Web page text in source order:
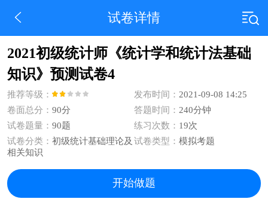
试卷详情
2021初级统计师《统计学和统计法基础
知识》预测试卷4
推荐等级： 发布时间： 2021-09-08 14:25
卷面总分： 90分 答题时间： 240分钟
试卷题量： 90题 练习次数： 19次
试卷分类： 初级统计基础理论及
相关知识
试卷类型： 模拟考题
开始做题